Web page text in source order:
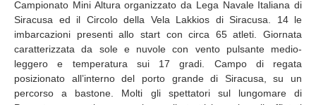
Campionato Mini Altura organizzato da Lega Navale Italiana di
Siracusa ed il Circolo della Vela Lakkios di Siracusa. 14 le
imbarcazioni presenti allo start con circa 65 atleti. Giornata
caratterizzata da sole e nuvole con vento pulsante medio-
leggero e temperatura sui 17 gradi. Campo di regata
posizionato all’interno del porto grande di Siracusa, su un
percorso a bastone. Molti gli spettatori sul lungomare di